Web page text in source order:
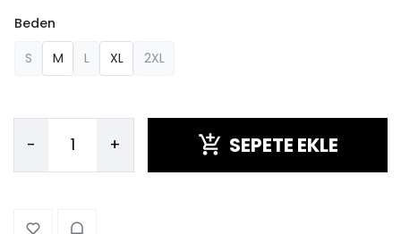
Beden
S
M L XL 2XL
- + SEPETE EKLE